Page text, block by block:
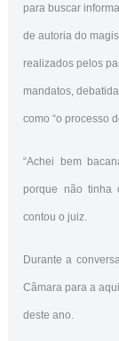
para buscar
de autoria do
realizados pelos
mandatos,
como “o processo
“Achei bem
porque não tinha
contou o juiz.
Durante a
Câmara para a
deste ano.